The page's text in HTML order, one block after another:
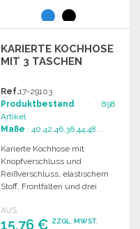
KARIERTE KOCHHOSE
MIT 3 TASCHEN
Ref.17-29103
Produktbestand : 898
Artikel
Maße : 40,42,46,36,44,48...
Karierte Kochhose mit
Knopfverschluss und
Reißverschluss, elastischem
Stoff, Frontfalten und drei
Nutzung.
AUS
15,76 € ZZGL. MWST.